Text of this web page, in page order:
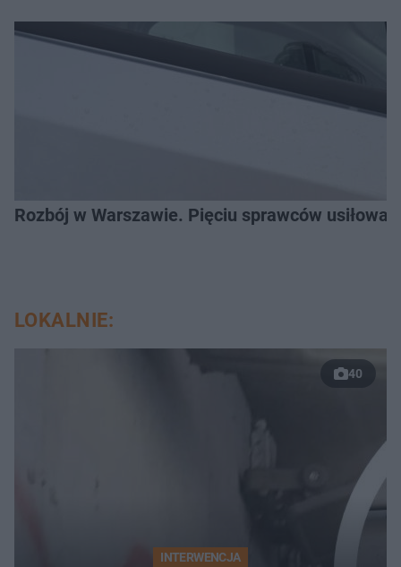
Rozbój w Warszawie. Pięciu sprawców
LOKALNIE:
40
INTERWENCJA